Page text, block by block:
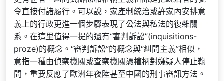
令直接付諸履行。可以說，家產制統治或許家內安排意
義上的行政更進一個步驟表現了公法與私法的復雜關
系。在這里值得一提的還有“審判訴訟”(inquisitions-
proze)的概念。“審判訴訟”的概念與“糾問主義”相似，
意指一種由偵察機關或查察機關憑權柄對嫌疑人停止鞠
問，重要反應了歐洲年夜陸甚至中國的刑事審訊方法。